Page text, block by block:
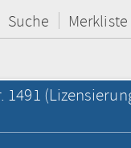
Suche Merkliste
1491